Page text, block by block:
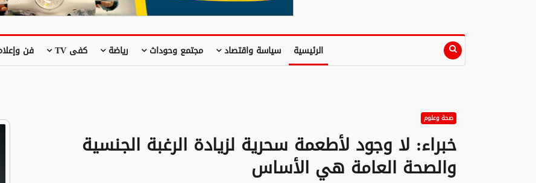
الرئيسية سياسة واقتصاد مجتمع وحوداث رياضة كفى TV فن
صحة وعلوم
خبراء: لا وجود لأطعمة سحرية لزيادة الرغبة الجنسية
والصحة العامة هي الأساس